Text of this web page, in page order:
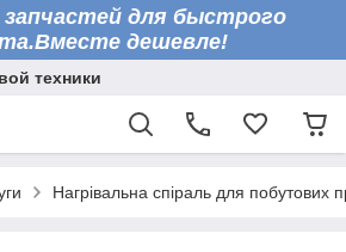
для быстрого
дешевле!
техники
Нагрівальна спіраль для побутових